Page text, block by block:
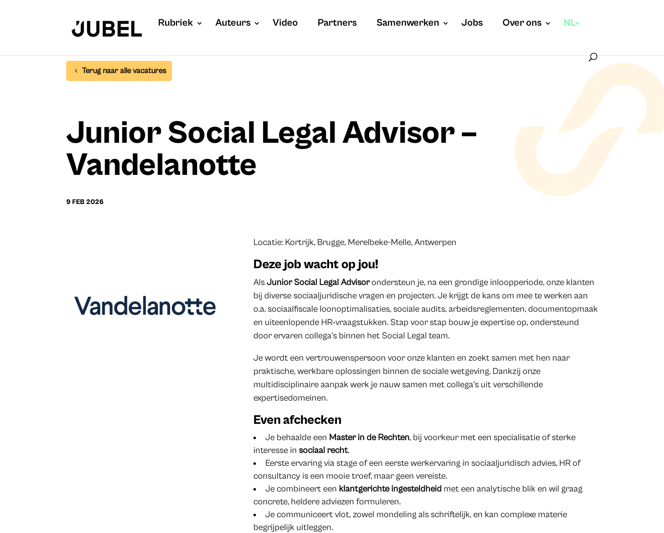
Rubriek Auteurs Video Partners Samenwerken Jobs Over ons NL
Terug naar alle vacatures
Junior Social Legal Advisor –
Vandelanotte
9 FEB 2026
Locatie: Kortrijk, Brugge, Merelbeke-Melle, Antwerpen
Deze job wacht op jou!
AlsJunior Social Legal Advisorondersteun je, na een grondige inloopperiode, onze klanten
bij diverse sociaaljuridische vragen en projecten. Je krijgt de kans om mee te werken aan
o.a. sociaalfiscale loonoptimalisaties, sociale audits, arbeidsreglementen, documentopmaak
en uiteenlopende HR‑vraagstukken. Stap voor stap bouw je expertise op, ondersteund
door ervaren collega’s binnen het Social Legal team.
Je wordt een vertrouwenspersoon voor onze klanten en zoekt samen met hen naar
praktische, werkbare oplossingen binnen de sociale wetgeving. Dankzij onze
multidisciplinaire aanpak werk je nauw samen met collega’s uit verschillende
expertisedomeinen.
Even afchecken
Je behaalde een Master in de Rechten, bij voorkeur met een specialisatie of sterke
interesse in sociaal recht.
Eerste ervaring via stage of een eerste werkervaring in sociaaljuridisch advies, HR of
consultancy is een mooie troef, maar geen vereiste.
Je combineert een klantgerichte ingesteldheid met een analytische blik en wil graag
concrete, heldere adviezen formuleren.
Je communiceert vlot, zowel mondeling als schriftelijk, en kan complexe materie
begrijpelijk uitleggen.